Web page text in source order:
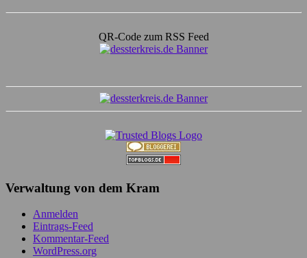
QR-Code zum RSS Feed
Verwaltung von dem Kram
Anmelden
Eintrags-Feed
Kommentar-Feed
WordPress.org